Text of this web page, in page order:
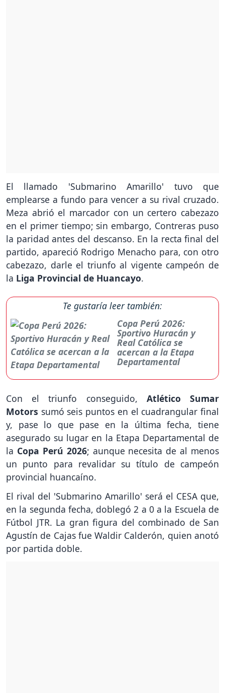
El llamado 'Submarino Amarillo' tuvo que
emplearse a fundo para vencer a su rival cruzado.
Meza abrió el marcador con un certero cabezazo
en el primer tiempo; sin embargo, Contreras puso
la paridad antes del descanso. En la recta final del
partido, apareció Rodrigo Menacho para, con otro
cabezazo, darle el triunfo al vigente campeón de
la Liga Provincial de Huancayo.
Te gustaría leer también:
Copa Perú 2026:
Sportivo Huracán y
Real Católica se
acercan a la Etapa
Departamental
Con el triunfo conseguido, Atlético Sumar
Motors sumó seis puntos en el cuadrangular final
y, pase lo que pase en la última fecha, tiene
asegurado su lugar en la Etapa Departamental de
la Copa Perú 2026; aunque necesita de al menos
un punto para revalidar su título de campeón
provincial huancaíno.
El rival del 'Submarino Amarillo' será el CESA que,
en la segunda fecha, doblegó 2 a 0 a la Escuela de
Fútbol JTR. La gran figura del combinado de San
Agustín de Cajas fue Waldir Calderón, quien anotó
por partida doble.